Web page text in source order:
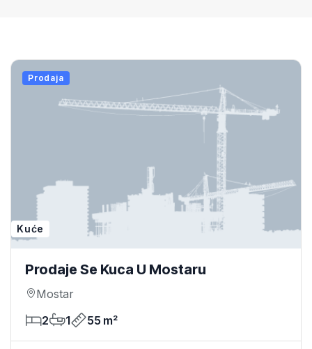
Prodaja
Kuće
Prodaje Se Kuca U Mostaru
Mostar
2
1 55 m²